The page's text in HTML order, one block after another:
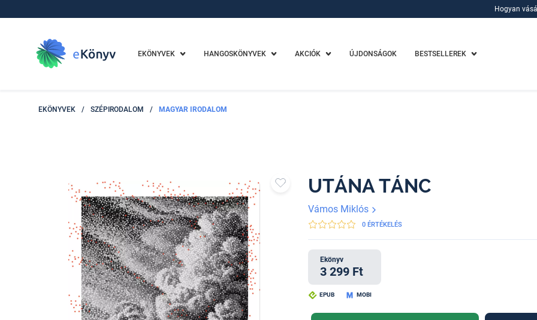
Hogyan
EKÖNYVEK HANGOSKÖNYVEK AKCIÓK ÚJDONSÁGOK BESTSELLEREK
EKÖNYVEK / SZÉPIRODALOM / MAGYAR IRODALOM
UTÁNA TÁNC
Vámos Miklós
0 ÉRTÉKELÉS
Ekönyv
3 299 Ft
EPUB MOBI